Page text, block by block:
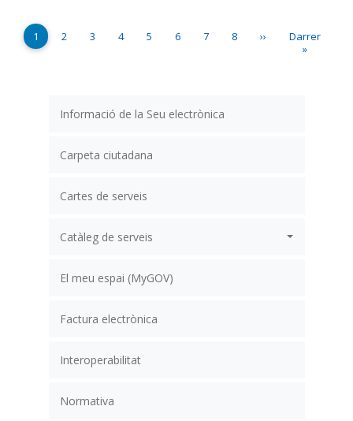
Informació de la Seu electrònica
Carpeta ciutadana
Cartes de serveis
Catàleg de serveis
El meu espai (MyGOV)
Factura electrònica
Interoperabilitat
Normativa
Paginació
Pàgina actual
1 Page
2 Page
3 Page
4 Page
5 Page
6 Page
7 Page
8 Pàgina següent
›› Última pàgina
Darrer
»